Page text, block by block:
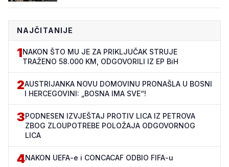
NAJČITANIJE
1NAKON ŠTO MU JE ZA PRIKLJUČAK STRUJE
TRAŽENO 58.000 KM, ODGOVORILI IZ EP BiH
2AUSTRIJANKA NOVU DOMOVINU PRONAŠLA U BOSNI
I HERCEGOVINI: „BOSNA IMA SVE“!
3PODNESEN IZVJEŠTAJ PROTIV LICA IZ PETROVA
ZBOG ZLOUPOTREBE POLOŽAJA ODGOVORNOG
LICA
4NAKON UEFA-e i CONCACAF ODBIO FIFA-u